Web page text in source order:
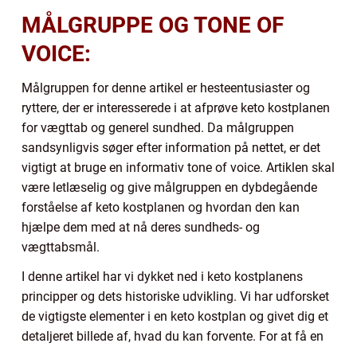
MÅLGRUPPE OG TONE OF
VOICE:
Målgruppen for denne artikel er hesteentusiaster og
ryttere, der er interesserede i at afprøve keto kostplanen
for vægttab og generel sundhed. Da målgruppen
sandsynligvis søger efter information på nettet, er det
vigtigt at bruge en informativ tone of voice. Artiklen skal
være letlæselig og give målgruppen en dybdegående
forståelse af keto kostplanen og hvordan den kan
hjælpe dem med at nå deres sundheds- og
vægttabsmål.
I denne artikel har vi dykket ned i keto kostplanens
principper og dets historiske udvikling. Vi har udforsket
de vigtigste elementer i en keto kostplan og givet dig et
detaljeret billede af, hvad du kan forvente. For at få en